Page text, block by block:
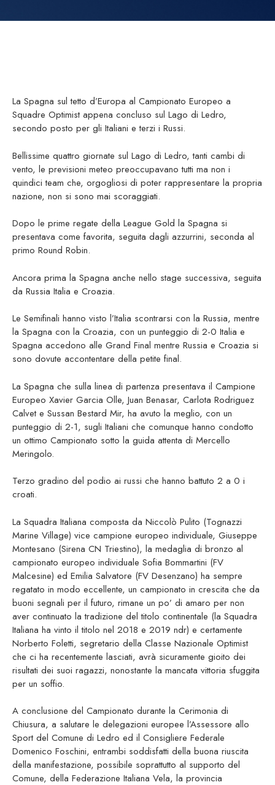
La Spagna sul tetto d’Europa al Campionato Europeo a
Squadre Optimist appena concluso sul Lago di Ledro,
secondo posto per gli Italiani e terzi i Russi.
Bellissime quattro giornate sul Lago di Ledro, tanti cambi di
vento, le previsioni meteo preoccupavano tutti ma non i
quindici team che, orgogliosi di poter rappresentare la propria
nazione, non si sono mai scoraggiati.
Dopo le prime regate della League Gold la Spagna si
presentava come favorita, seguita dagli azzurrini, seconda al
primo Round Robin.
Ancora prima la Spagna anche nello stage successiva, seguita
da Russia Italia e Croazia.
Le Semifinali hanno visto l’Italia scontrarsi con la Russia, mentre
la Spagna con la Croazia, con un punteggio di 2-0 Italia e
Spagna accedono alle Grand Final mentre Russia e Croazia si
sono dovute accontentare della petite final.
La Spagna che sulla linea di partenza presentava il Campione
Europeo Xavier Garcia Olle, Juan Benasar, Carlota Rodriguez
Calvet e Sussan Bestard Mir, ha avuto la meglio, con un
punteggio di 2-1, sugli Italiani che comunque hanno condotto
un ottimo Campionato sotto la guida attenta di Mercello
Meringolo.
Terzo gradino del podio ai russi che hanno battuto 2 a 0 i
croati.
La Squadra Italiana composta da Niccolò Pulito (Tognazzi
Marine Village) vice campione europeo individuale, Giuseppe
Montesano (Sirena CN Triestino), la medaglia di bronzo al
campionato europeo individuale Sofia Bommartini (FV
Malcesine) ed Emilia Salvatore (FV Desenzano) ha sempre
regatato in modo eccellente, un campionato in crescita che da
buoni segnali per il futuro, rimane un po’ di amaro per non
aver continuato la tradizione del titolo continentale (la Squadra
Italiana ha vinto il titolo nel 2018 e 2019 ndr) e certamente
Norberto Foletti, segretario della Classe Nazionale Optimist
che ci ha recentemente lasciati, avrà sicuramente gioito dei
risultati dei suoi ragazzi, nonostante la mancata vittoria sfuggita
per un soffio.
A conclusione del Campionato durante la Cerimonia di
Chiusura, a salutare le delegazioni europee l’Assessore allo
Sport del Comune di Ledro ed il Consigliere Federale
Domenico Foschini, entrambi soddisfatti della buona riuscita
della manifestazione, possibile soprattutto al supporto del
Comune, della Federazione Italiana Vela, la provincia